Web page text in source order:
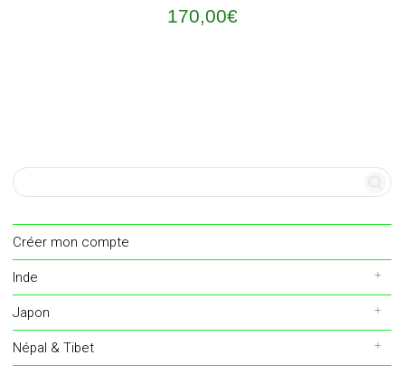
170,00€
Créer mon compte
Inde
Japon
Népal & Tibet